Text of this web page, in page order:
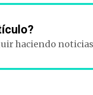
haciendo